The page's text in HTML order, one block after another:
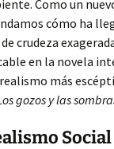
Como un
cómo ha
crudeza
en la novela
realismo más
gozos y las